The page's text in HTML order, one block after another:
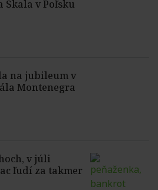
Skala v Poľsku
na jubileum v
Montenegra
v júli
ľudí za takmer